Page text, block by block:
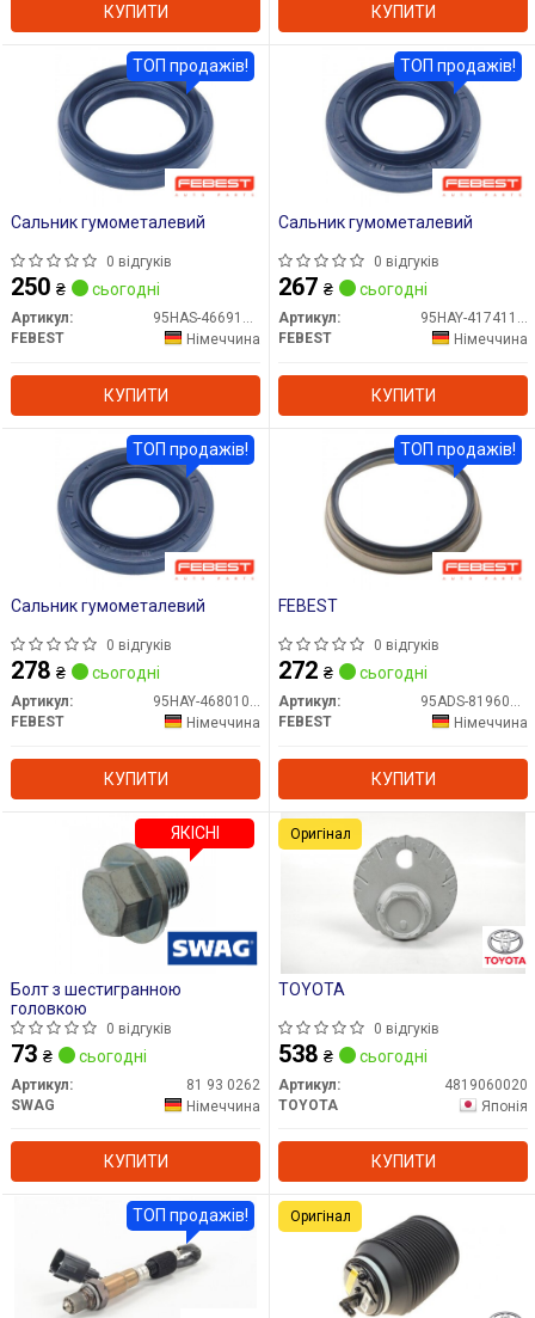
КУПИТИ КУПИТИ
Сальник гумометалевий
0 відгуків
250 ₴ сьогодні
Артикул:
95HAS-46691016C
FEBEST
Німеччина
КУПИТИ
ТОП продажів!
Сальник гумометалевий
0 відгуків
267 ₴ сьогодні
Артикул:
95HAY-41741118C
FEBEST
Німеччина
КУПИТИ
ТОП продажів!
Сальник гумометалевий
0 відгуків
278 ₴ сьогодні
Артикул:
95HAY-46801016C
FEBEST
Німеччина
КУПИТИ
ТОП продажів!
FEBEST
0 відгуків
272 ₴ сьогодні
Артикул:
95ADS-81960918X
FEBEST
Німеччина
КУПИТИ
ТОП продажів!
Болт з шестигранною
головкою
0 відгуків
73 ₴ сьогодні
Артикул:
81 93 0262
SWAG
Німеччина
КУПИТИ
ЯКІСНІ
TOYOTA
0 відгуків
538 ₴ сьогодні
Артикул:
4819060020
TOYOTA
Японія
КУПИТИ
Оригінал
ТОП продажів! Оригінал